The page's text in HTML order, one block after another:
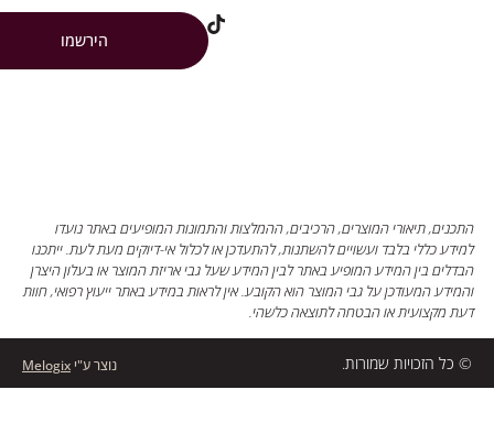
הירשמו
תיאורי המוצרים, הרכיבים, ההמלצות והתמונות המופיעים באתר נועדו
כללי בלבד ועשויים להשתנות, להתעדכן או לכלול אי-דיוקים מעת לעת. ייתכנו
בין המידע המופיע באתר לבין המידע שעל גבי אריזת המוצר או בעלון היצרן
המעודכן על גבי המוצר הוא הקובע. אין לראות במידע באתר ייעוץ רפואי, חוות
מקצועית או הבטחה לתוצאה כלשהי.
הזכויות שמורות. נוצר ע"יMelogix